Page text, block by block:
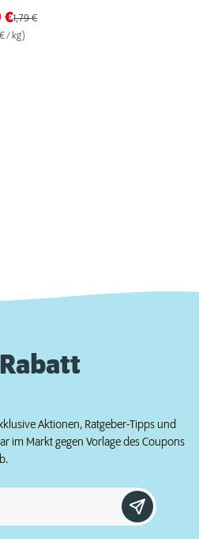
€1,79€
/ kg)
Aktionen, Ratgeber-Tipps und
im Markt gegen Vorlage des Coupons